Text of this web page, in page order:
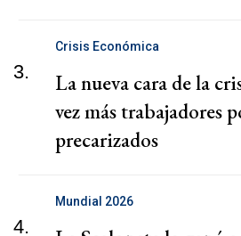
3.
Crisis Económica
La nueva cara de la
vez más trabajadores
precarizados
4.
Mundial 2026